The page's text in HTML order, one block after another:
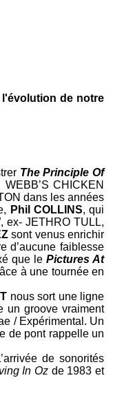
de notre
The Principle Of
WEBB’S CHICKEN
dans les années
Phil COLLINS, qui
, ex-JETHRO TULL,
sont venus enrichir
d’aucune faiblesse
que lePictures At
à une tournée en
nous sort une ligne
un groove vraiment
/ Expérimental. Un
de pont rappelle un
de sonorités
In Ozde 1983 et